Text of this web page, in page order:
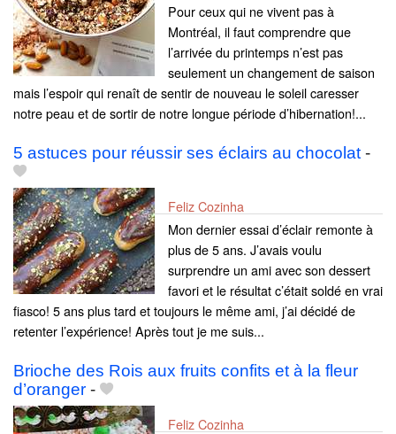
Pour ceux qui ne vivent pas à
Montréal, il faut comprendre que
l’arrivée du printemps n’est pas
seulement un changement de saison
mais l’espoir qui renaît de sentir de nouveau le soleil caresser
notre peau et de sortir de notre longue période d’hibernation!...
5 astuces pour réussir ses éclairs au chocolat -
Feliz Cozinha
Mon dernier essai d’éclair remonte à
plus de 5 ans. J’avais voulu
surprendre un ami avec son dessert
favori et le résultat c’était soldé en vrai
fiasco! 5 ans plus tard et toujours le même ami, j’ai décidé de
retenter l’expérience! Après tout je me suis...
Brioche des Rois aux fruits confits et à la fleur
d’oranger -
Feliz Cozinha